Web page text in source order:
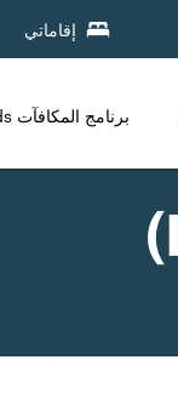
إقاماتي
برنامج المكافآت IHG® One Rewards